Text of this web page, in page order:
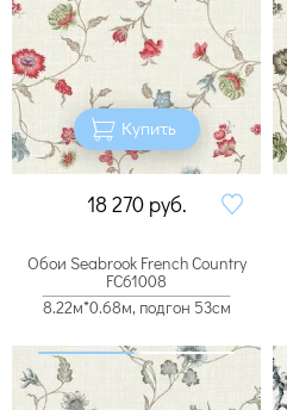
Купить
18 270 руб.
Обои Seabrook French Country
FC61008
8.22м*0.68м, подгон 53см